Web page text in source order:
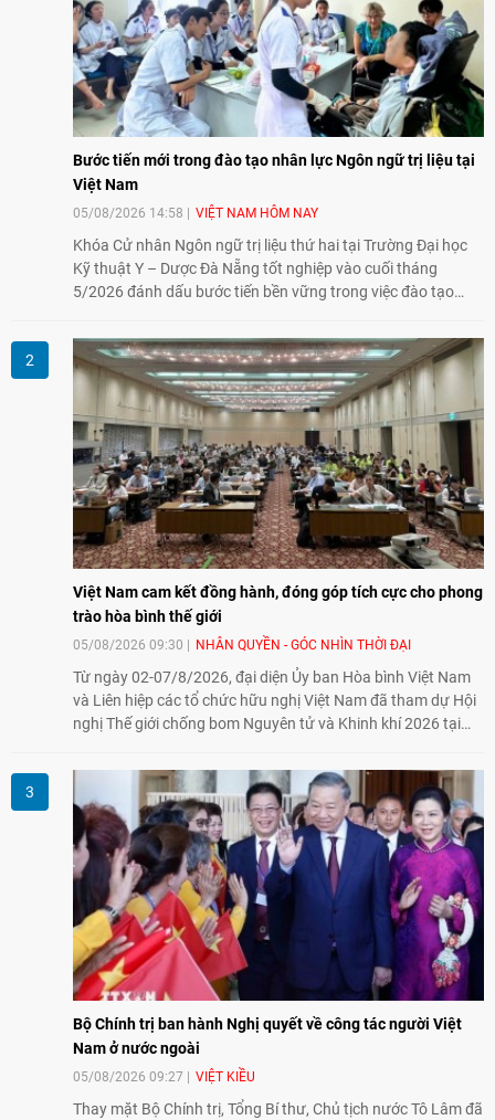
Bước tiến mới trong đào tạo nhân lực Ngôn ngữ trị liệu tại
Việt Nam
05/08/2026 14:58 VIỆT NAM HÔM NAY
Khóa Cử nhân Ngôn ngữ trị liệu thứ hai tại Trường Đại học
Kỹ thuật Y – Dược Đà Nẵng tốt nghiệp vào cuối tháng
5/2026 đánh dấu bước tiến bền vững trong việc đào tạo
tại Việt Nam.
Việt Nam cam kết đồng hành, đóng góp tích cực cho phong
trào hòa bình thế giới
05/08/2026 09:30 NHÂN QUYỀN - GÓC NHÌN THỜI ĐẠI
Từ ngày 02-07/8/2026, đại diện Ủy ban Hòa bình Việt Nam
và Liên hiệp các tổ chức hữu nghị Việt Nam đã tham dự Hội
nghị Thế giới chống bom Nguyên tử và Khinh khí 2026 tại
đồng hành cùng với phong trào hoà bình của nhân dân
Nhật Bản và thế giới ủng hộ giải trừ vũ khí hạt nhân của Việt
Nam.
Bộ Chính trị ban hành Nghị quyết về công tác người Việt
Nam ở nước ngoài
05/08/2026 09:27 VIỆT KIỀU
Thay mặt Bộ Chính trị, Tổng Bí thư, Chủ tịch nước Tô Lâm đã